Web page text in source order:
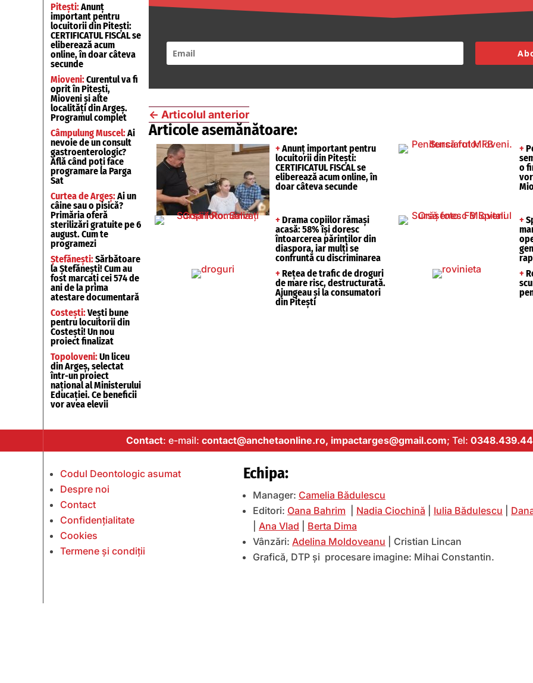
Pitești:Anunț
important pentru
locuitorii din Pitești:
CERTIFICATUL FISCAL se
eliberează acum
online, în doar câteva
secunde
Mioveni:Curentul va fi
oprit în Pitești,
Mioveni și alte
localități din Argeș.
Programul complet
Câmpulung Muscel:Ai
nevoie de un consult
gastroenterologic?
Află când poți face
programare la Parga
Sat
Curtea de Argeș:Ai un
câine sau o pisică?
Primăria oferă
sterilizări gratuite pe 6
august. Cum te
programezi
Ștefănești:Sărbătoare
la Ștefănești! Cum au
fost marcați cei 574 de
ani de la prima
atestare documentară
Costești:Vești bune
pentru locuitorii din
Costești! Un nou
proiect finalizat
Topoloveni:Un liceu
din Argeș, selectat
într-un proiect
național al Ministerului
Educației. Ce beneficii
vor avea elevii
← Articolul anterior
Articole asemănătoare:
+ Anunț important pentru
locuitorii din Pitești:
CERTIFICATUL FISCAL se
eliberează acum online, în
doar câteva secunde
+
o
+ Drama copiilor rămași
acasă: 58% își doresc
întoarcerea părinților din
diaspora, iar mulți se
confruntă cu discriminarea
+
+ Rețea de trafic de droguri
de mare risc, destructurată.
Ajungeau și la consumatori
din Pitești
+
Contact: e-mail: contact@anchetaonline.ro, impactarges@gmail.com; Tel:
Codul Deontologic asumat
Despre noi
Contact
Confidențialitate
Cookies
Termene și condiții
Echipa:
Manager: Camelia Bădulescu
Editori: Oana Bahrim Nadia Ciochină Iulia Bădulescu
Ana Vlad
Berta Dima
Vânzări: Adelina Moldoveanu | Cristian Lincan
Grafică, DTP și procesare imagine: Mihai Constantin.